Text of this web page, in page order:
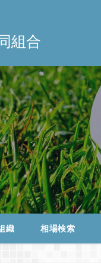
組合
織 相場検索